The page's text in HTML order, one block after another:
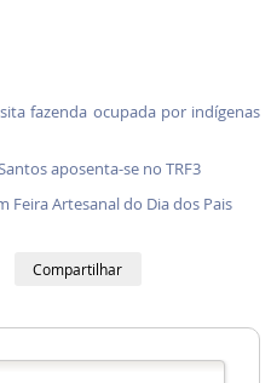
fazenda ocupada por indígenas
aposenta-se no TRF3
Feira Artesanal do Dia dos Pais
Compartilhar